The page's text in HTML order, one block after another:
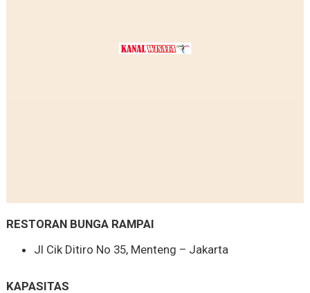
RESTORAN BUNGA RAMPAI
Jl Cik Ditiro No 35, Menteng – Jakarta
KAPASITAS